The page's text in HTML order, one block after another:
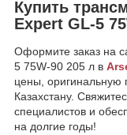
Купить
Expert GL-5
Оформите заказ на
5 75W-90 205 л в
цены, оригинальную
Казахстану.
специалистов и
на долгие годы!